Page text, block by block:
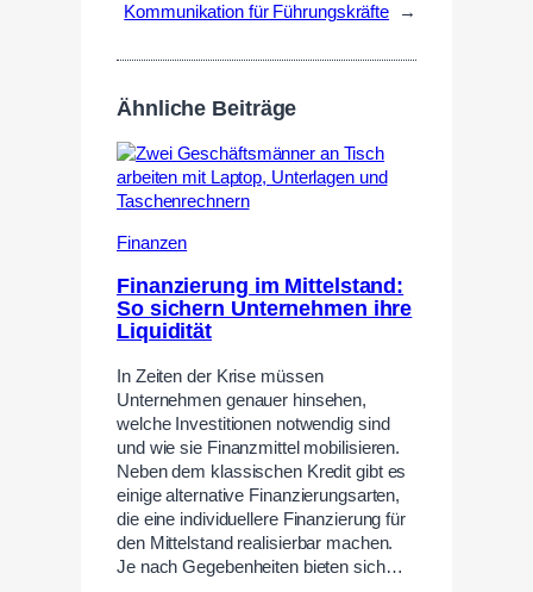
Kommunikation für Führungskräfte
→
Ähnliche Beiträge
Finanzen
Finanzierung im Mittelstand:
So sichern Unternehmen ihre
Liquidität
In Zeiten der Krise müssen
Unternehmen genauer hinsehen,
welche Investitionen notwendig sind
und wie sie Finanzmittel mobilisieren.
Neben dem klassischen Kredit gibt es
einige alternative Finanzierungsarten,
die eine individuellere Finanzierung für
den Mittelstand realisierbar machen.
Je nach Gegebenheiten bieten sich…